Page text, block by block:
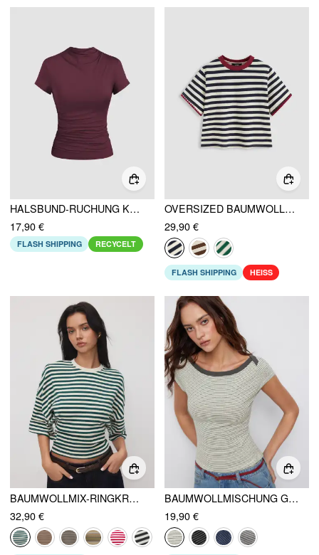
HALSBUND-RUCHUNG KURZÄRMLIGER T-SHIRT
17,90 €
FLASH SHIPPING RECYCELT
OVERSIZED BAUMWOLLMISCHUNG STREIFEN OBERTEIL
29,90 €
FLASH SHIPPING HEISS
BAUMWOLLMIX-RINGKRAGEN-SHIRT MIT STREIFENMUSTER, ÄRMEL IN 3/4-LÄNGE UND GERAFFTER TAILLE
32,90 €
BAUMWOLLMISCHUNG GESTREIFTES BOOTSAUSSCHNITT KURZARM-OBERTEIL
19,90 €